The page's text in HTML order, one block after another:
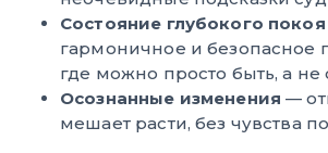
Состояние глубокого покоя
гармоничное и безопасное
где можно просто быть, а не
Осознанные изменения —
мешает расти, без чувства